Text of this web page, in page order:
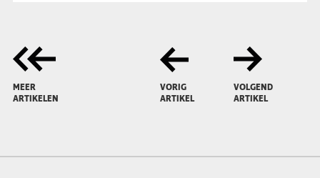
MEER
ARTIKELEN
VORIG
ARTIKEL
VOLGEND
ARTIKEL